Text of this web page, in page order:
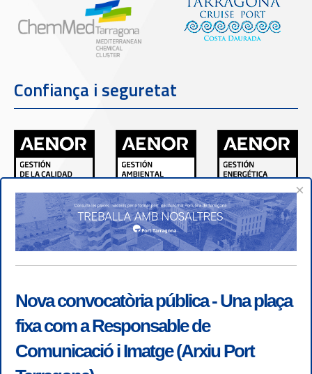
Confiança i seguretat
×
Nova convocatòria pública - Una plaça
fixa com a Responsable de
Comunicació i Imatge (Arxiu Port